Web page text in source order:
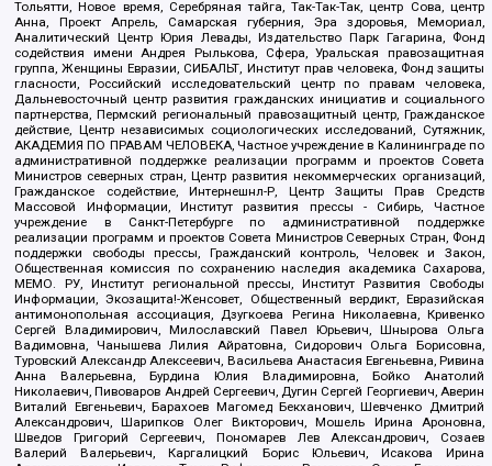
Тольятти, Новое время, Серебряная тайга, Так-Так-Так, центр Сова, центр
Анна, Проект Апрель, Самарская губерния, Эра здоровья, Мемориал,
Аналитический Центр Юрия Левады, Издательство Парк Гагарина, Фонд
содействия имени Андрея Рылькова, Сфера, Уральская правозащитная
группа, Женщины Евразии, СИБАЛЬТ, Институт прав человека, Фонд защиты
гласности, Российский исследовательский центр по правам человека,
Дальневосточный центр развития гражданских инициатив и социального
партнерства, Пермский региональный правозащитный центр, Гражданское
действие, Центр независимых социологических исследований, Сутяжник,
АКАДЕМИЯ ПО ПРАВАМ ЧЕЛОВЕКА, Частное учреждение в Калининграде по
административной поддержке реализации программ и проектов Совета
Министров северных стран, Центр развития некоммерческих организаций,
Гражданское содействие, Интернешнл-Р, Центр Защиты Прав Средств
Массовой Информации, Институт развития прессы - Сибирь, Частное
учреждение в Санкт-Петербурге по административной поддержке
реализации программ и проектов Совета Министров Северных Стран, Фонд
поддержки свободы прессы, Гражданский контроль, Человек и Закон,
Общественная комиссия по сохранению наследия академика Сахарова,
МЕМО. РУ, Институт региональной прессы, Институт Развития Свободы
Информации, Экозащита!-Женсовет, Общественный вердикт, Евразийская
антимонопольная ассоциация, Дзугкоева Регина Николаевна, Кривенко
Сергей Владимирович, Милославский Павел Юрьевич, Шнырова Ольга
Вадимовна, Чанышева Лилия Айратовна, Сидорович Ольга Борисовна,
Туровский Александр Алексеевич, Васильева Анастасия Евгеньевна, Ривина
Анна Валерьевна, Бурдина Юлия Владимировна, Бойко Анатолий
Николаевич, Пивоваров Андрей Сергеевич, Дугин Сергей Георгиевич, Аверин
Виталий Евгеньевич, Барахоев Магомед Бекханович, Шевченко Дмитрий
Александрович, Шарипков Олег Викторович, Мошель Ирина Ароновна,
Шведов Григорий Сергеевич, Пономарев Лев Александрович, Созаев
Валерий Валерьевич, Каргалицкий Борис Юльевич, Исакова Ирина